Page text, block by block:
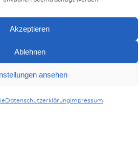
Akzeptieren
Ablehnen
ansehen
Datenschutzerklärung Impressum
von miunske!